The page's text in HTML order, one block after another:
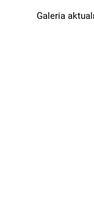
Galeria